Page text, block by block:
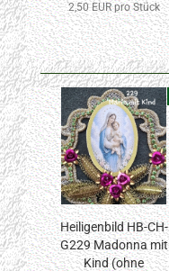
2,50 EUR pro Stück
Heiligenbild HB-CH-
G229 Madonna mit
Kind (ohne